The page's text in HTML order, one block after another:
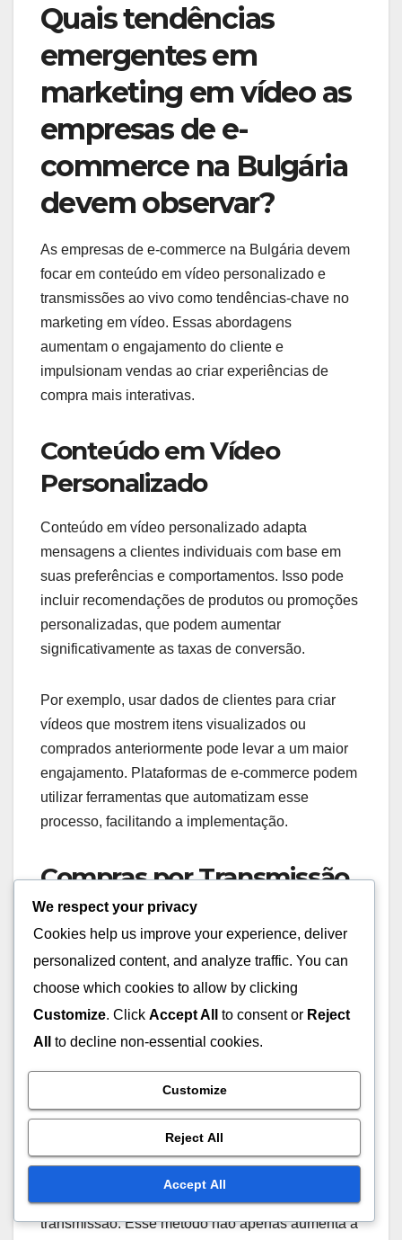
Quais tendências
emergentes em
marketing em vídeo as
empresas de e-
commerce na Bulgária
devem observar?
As empresas de e-commerce na Bulgária devem
focar em conteúdo em vídeo personalizado e
transmissões ao vivo como tendências-chave no
marketing em vídeo. Essas abordagens
aumentam o engajamento do cliente e
impulsionam vendas ao criar experiências de
compra mais interativas.
Conteúdo em Vídeo
Personalizado
Conteúdo em vídeo personalizado adapta
mensagens a clientes individuais com base em
suas preferências e comportamentos. Isso pode
incluir recomendações de produtos ou promoções
personalizadas, que podem aumentar
significativamente as taxas de conversão.
Por exemplo, usar dados de clientes para criar
vídeos que mostrem itens visualizados ou
comprados anteriormente pode levar a um maior
engajamento. Plataformas de e-commerce podem
utilizar ferramentas que automatizam esse
processo, facilitando a implementação.
Compras por Transmissão
Ao Vivo
Compras por transmissão ao vivo estão ganhando
interagem com os espectadores. Esse formato cria
urgência e incentiva compras imediatas, já que os
espectadores podem fazer perguntas e receber
feedback instantâneo.
diretos para os produtos apresentados durante a
transmissão. Esse método não apenas aumenta a
We respect your privacy
Cookies help us improve your experience, deliver
personalized content, and analyze traffic. You can
choose which cookies to allow by clicking
Customize. Click Accept All to consent or Reject
All
to decline non-essential cookies.
Customize
Reject All
Accept All